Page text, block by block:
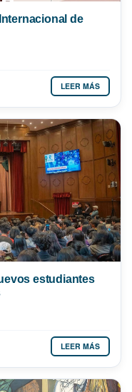
de
LEER MÁS
estudiantes
LEER MÁS